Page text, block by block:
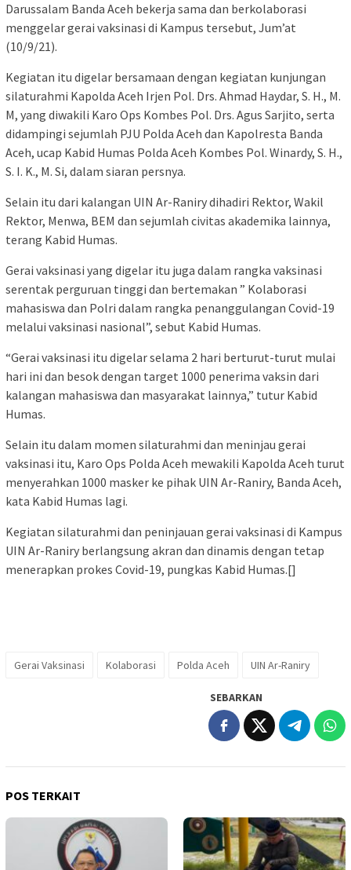
Darussalam Banda Aceh bekerja sama dan berkolaborasi
menggelar gerai vaksinasi di Kampus tersebut, Jum’at
(10/9/21).
Kegiatan itu digelar bersamaan dengan kegiatan kunjungan
silaturahmi Kapolda Aceh Irjen Pol. Drs. Ahmad Haydar, S. H., M.
M, yang diwakili Karo Ops Kombes Pol. Drs. Agus Sarjito, serta
didampingi sejumlah PJU Polda Aceh dan Kapolresta Banda
Aceh, ucap Kabid Humas Polda Aceh Kombes Pol. Winardy, S. H.,
S. I. K., M. Si, dalam siaran persnya.
Selain itu dari kalangan UIN Ar-Raniry dihadiri Rektor, Wakil
Rektor, Menwa, BEM dan sejumlah civitas akademika lainnya,
terang Kabid Humas.
Gerai vaksinasi yang digelar itu juga dalam rangka vaksinasi
serentak perguruan tinggi dan bertemakan ” Kolaborasi
mahasiswa dan Polri dalam rangka penanggulangan Covid-19
melalui vaksinasi nasional”, sebut Kabid Humas.
“Gerai vaksinasi itu digelar selama 2 hari berturut-turut mulai
hari ini dan besok dengan target 1000 penerima vaksin dari
kalangan mahasiswa dan masyarakat lainnya,” tutur Kabid
Humas.
Selain itu dalam momen silaturahmi dan meninjau gerai
vaksinasi itu, Karo Ops Polda Aceh mewakili Kapolda Aceh turut
menyerahkan 1000 masker ke pihak UIN Ar-Raniry, Banda Aceh,
kata Kabid Humas lagi.
Kegiatan silaturahmi dan peninjauan gerai vaksinasi di Kampus
UIN Ar-Raniry berlangsung akran dan dinamis dengan tetap
menerapkan prokes Covid-19, pungkas Kabid Humas.[]
Gerai Vaksinasi Kolaborasi Polda Aceh UIN Ar-Raniry
SEBARKAN
POS TERKAIT